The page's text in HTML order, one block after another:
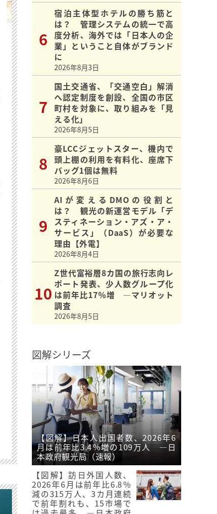
宿泊主体型ホテルの勝ち筋と
は？ 管理システムの統一で高
度分析、海外では「日本人の企
業」ということ自体がブランド
に
2026年8月3日
国土交通省、「交通空白」解消
へ認定制度を創設、全国の市区
町村を対象に、取り組みを「見
える化」
2026年8月5日
豪LCCジェットスター、機内で
頭上棚の利用を有料化、座席下
バッグ1個は無料
2026年8月6日
AIが変えるDMOの役割と
は？ 観光の新運営モデル「デ
スティネーション・アズ・ア・
サービス」（DaaS）が必要な
理由【外電】
2026年8月4日
Z世代富裕層8カ国の旅行志向レ
ポート発表、少人数グループ化
は前年比17％増 ―マリオット
調査
2026年8月5日
図解シリーズ
【図解】日本人出国者数、2026年6
月は前年比3.4％増の109万人 ―日
本政府観光局（速報）
【図解】訪日外国人数、
2026年6月は前年比6.8％
減の315万人、3カ月連続
で前年割れも、15市場で